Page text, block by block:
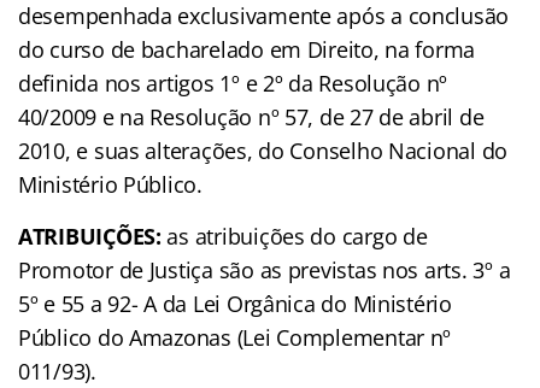
desempenhada exclusivamente após a conclusão
do curso de bacharelado em Direito, na forma
definida nos artigos 1º e 2º da Resolução nº
40/2009 e na Resolução nº 57, de 27 de abril de
2010, e suas alterações, do Conselho Nacional do
Ministério Público.
ATRIBUIÇÕES: as atribuições do cargo de
Promotor de Justiça são as previstas nos arts. 3º a
5º e 55 a 92- A da Lei Orgânica do Ministério
Público do Amazonas (Lei Complementar nº
011/93).